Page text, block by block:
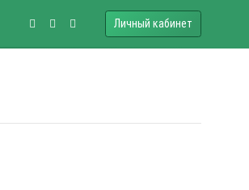
Личный кабинет